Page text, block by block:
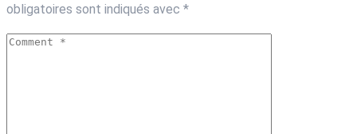
obligatoires sont indiqués avec *